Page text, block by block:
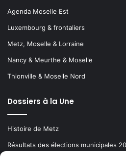
Agenda Moselle Est
Luxembourg & frontaliers
Metz, Moselle & Lorraine
Nancy & Meurthe & Moselle
Thionville & Moselle Nord
Dossiers à la Une
Histoire de Metz
Résultats des élections municipales